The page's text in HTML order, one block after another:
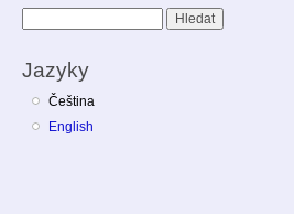
Jazyky
Čeština
English